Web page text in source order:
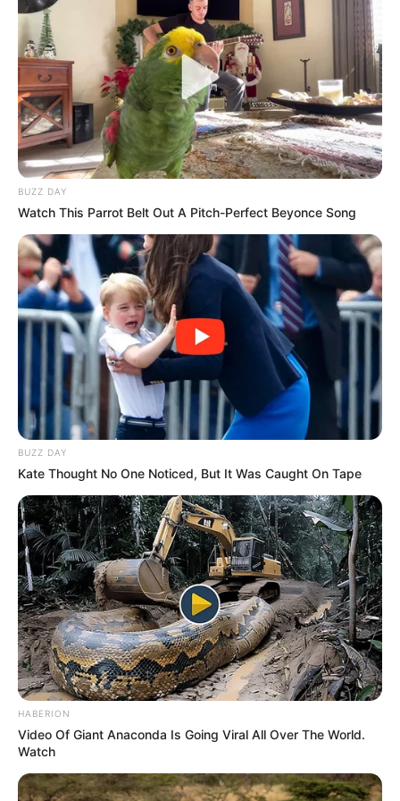
kell egymást, mert ez a mi közös hazánk. Ezt nem
veheti el tőlünk senki, és ne is próbálja meg.
Megtanultuk ’48-ban és ’56-ban, hogy nem lehet
minket szétválasztani. Aki ezzel próbálkozik, az
bele fog bukni” – zárta gondolatait a közönség
hangos tapsa közepette.
BUZZ DAY
Watch This Parrot Belt Out A Pitch-Perfect Beyonce Song
BUZZ DAY
Kate Thought No One Noticed, But It Was Caught On Tape
HABERION
Video Of Giant Anaconda Is Going Viral All Over The World.
Watch